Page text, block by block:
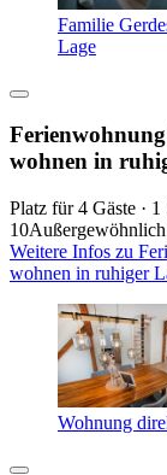
Familie
Lage
wohnen in
Platz für 4 Gäste ·
10Außergewöhnlich
Weitere Infos zu
wohnen in ruhiger
Wohnung